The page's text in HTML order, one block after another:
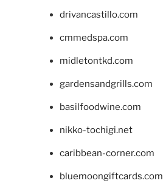
drivancastillo.com
cmmedspa.com
midletontkd.com
gardensandgrills.com
basilfoodwine.com
nikko-tochigi.net
caribbean-corner.com
bluemoongiftcards.com